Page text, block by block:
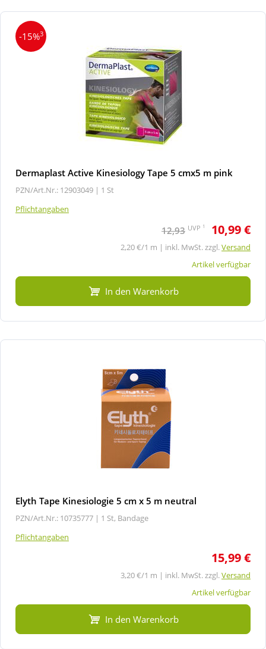
-15%3
Dermaplast Active Kinesiology Tape 5 cmx5 m pink
PZN/Art.Nr.: 12903049 | 1 St
Pflichtangaben
12,93 UVP 1 10,99 €
2,20 €/1 m | inkl. MwSt. zzgl.Versand
Artikel verfügbar
In den Warenkorb
Elyth Tape Kinesiologie 5 cm x 5 m neutral
PZN/Art.Nr.: 10735777 | 1 St, Bandage
Pflichtangaben
15,99 €
3,20 €/1 m | inkl. MwSt. zzgl.Versand
Artikel verfügbar
In den Warenkorb